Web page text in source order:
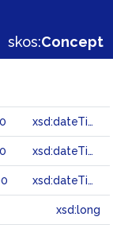
skos:Concept
xsd:dateTime
xsd:dateTime
xsd:dateTime
xsd:long